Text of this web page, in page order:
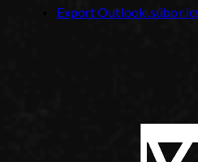
Export Outlook .súbor